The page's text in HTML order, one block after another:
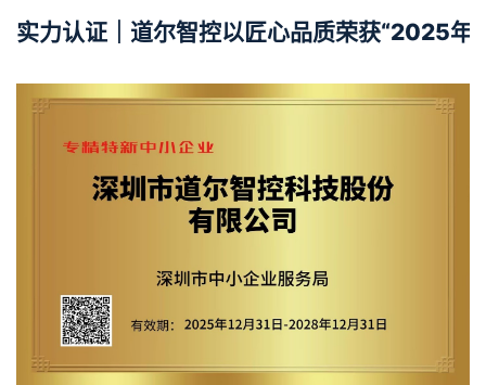
实力认证｜道尔智控以匠心品质荣获“2025年